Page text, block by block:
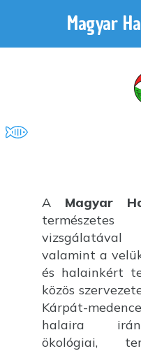
Magyar
A Magyar
vizsgálatával
valamint a
és halainkért
közös
Kárpát-
halaira
ökológiai,